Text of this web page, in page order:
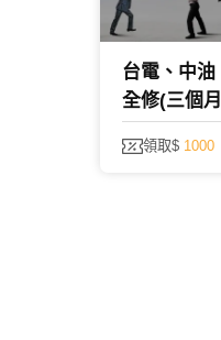
台電、中
全修(三個
領取$ 1000